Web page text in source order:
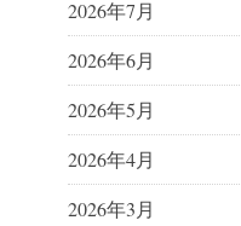
2026年7月
2026年6月
2026年5月
2026年4月
2026年3月